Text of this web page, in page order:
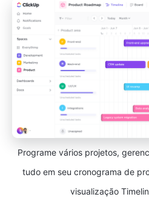
Programe vários projetos,
tudo em seu cronograma de
visualização